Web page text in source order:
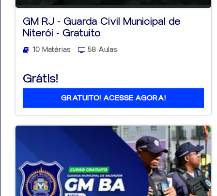
Aprovados
Notícias
AO
GM RJ - Guarda Civil Municipal de
Niterói - Gratuito
10 Matérias 58 Aulas
Grátis!
GRATUITO! ACESSE AGORA!